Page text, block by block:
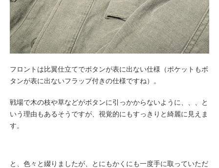
フロントは比翼仕立てでボタンが表に出ない仕様（ポケットもボ
タンが表に出ないフラップ付きの仕様ですね）。
戦場で木の枝や草などがボタンに引っかからないように、、、と
いう理由もあるそうですが、視覚的にもすっきりと綺麗に見えま
す。
と、色々と綴りましたが、とにもかくにも一度手に取っていただ